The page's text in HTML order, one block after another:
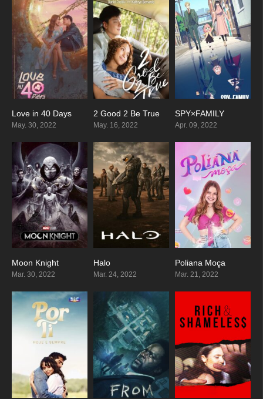
Love in 40 Days
May. 30, 2022
7.622
2 Good 2 Be True
May. 16, 2022
SPY×FAMILY
Apr. 09, 2022
Moon Knight
Mar. 30, 2022
Halo
Mar. 24, 2022
Poliana Moça
Mar. 21, 2022